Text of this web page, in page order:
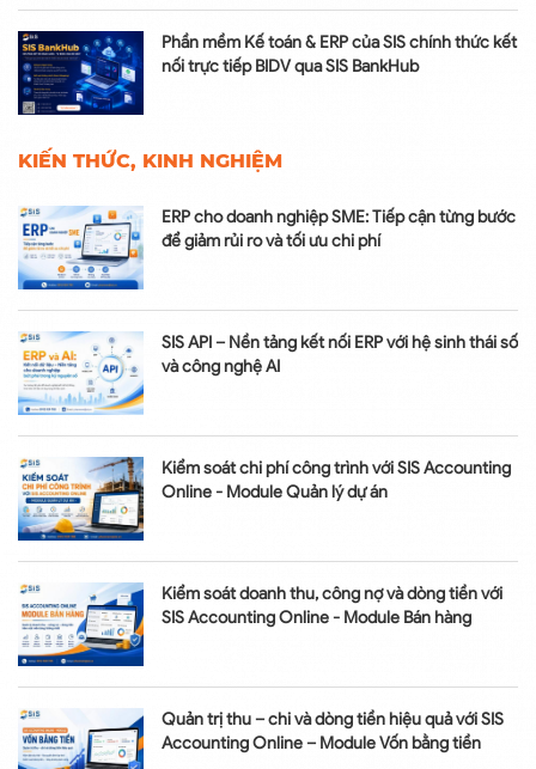
Phần mềm Kế toán & ERP của SIS chính thức kết
nối trực tiếp BIDV qua SIS BankHub
KIẾN THỨC, KINH NGHIỆM
ERP cho doanh nghiệp SME: Tiếp cận từng bước
để giảm rủi ro và tối ưu chi phí
SIS API – Nền tảng kết nối ERP với hệ sinh thái số
và công nghệ AI
Kiểm soát chi phí công trình với SIS Accounting
Online - Module Quản lý dự án
Kiểm soát doanh thu, công nợ và dòng tiền với
SIS Accounting Online - Module Bán hàng
Quản trị thu – chi và dòng tiền hiệu quả với SIS
Accounting Online – Module Vốn bằng tiền